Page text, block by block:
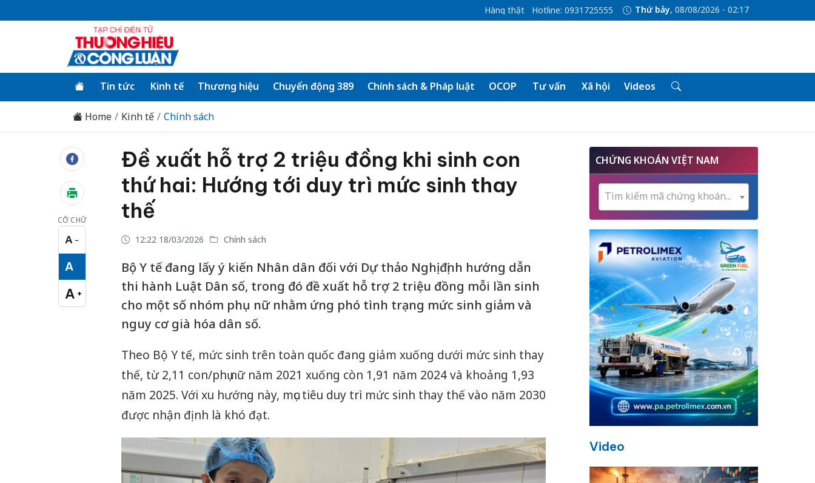
Hàng thật Hotline: 0931725555 Thứ bảy, 08/08/2026 - 02:17
Tin tức Kinh tế Thương hiệu Chuyển động 389 Chính sách & Pháp luật OCOP Tư vấn Xã hội Videos
Home Kinh tế Chính sách
CỠ CHỮ
A −
Cỡ chữ nhỏ
A
Cỡ chữ vừa
A +
Cỡ chữ lớn
Đề xuất hỗ trợ 2 triệu đồng khi sinh con
thứ hai: Hướng tới duy trì mức sinh thay
thế
12:22 18/03/2026 Chính sách
Bộ Y tế đang lấy ý kiến Nhân dân đối với Dự thảo Nghị định hướng dẫn
thi hành Luật Dân số, trong đó đề xuất hỗ trợ 2 triệu đồng mỗi lần sinh
cho một số nhóm phụ nữ nhằm ứng phó tình trạng mức sinh giảm và
nguy cơ già hóa dân số.
Theo Bộ Y tế, mức sinh trên toàn quốc đang giảm xuống dưới mức sinh thay
thế, từ 2,11 con/phụ nữ năm 2021 xuống còn 1,91 năm 2024 và khoảng 1,93
năm 2025. Với xu hướng này, mục tiêu duy trì mức sinh thay thế vào năm 2030
được nhận định là khó đạt.
CHỨNG KHOÁN VIỆT NAM
Tìm kiếm mã chứng khoán...
Video